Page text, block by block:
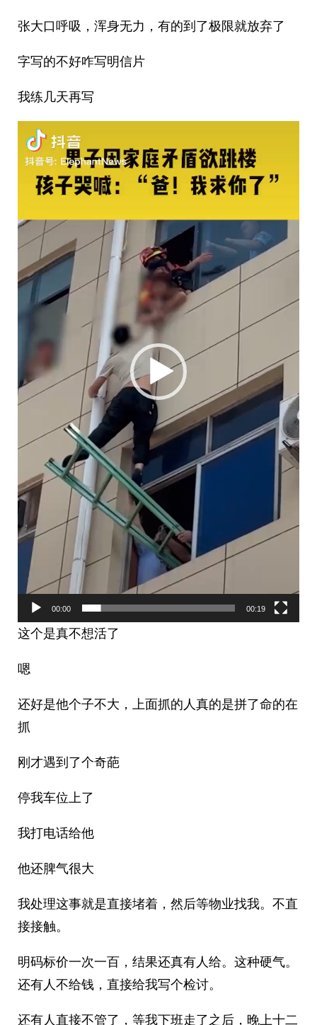
张大口呼吸，浑身无力，有的到了极限就放弃了
字写的不好咋写明信片
我练几天再写
频
器
00:00 00:19
这个是真不想活了
嗯
还好是他个子不大，上面抓的人真的是拼了命的在
抓
刚才遇到了个奇葩
停我车位上了
我打电话给他
他还脾气很大
我处理这事就是直接堵着，然后等物业找我。不直
接接触。
明码标价一次一百，结果还真有人给。这种硬气。
还有人不给钱，直接给我写个检讨。
还有人直接不管了，等我下班走了之后，晚上十二